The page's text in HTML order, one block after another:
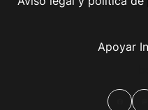
Apoyar